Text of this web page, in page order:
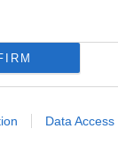
Data Access
Riff na
na